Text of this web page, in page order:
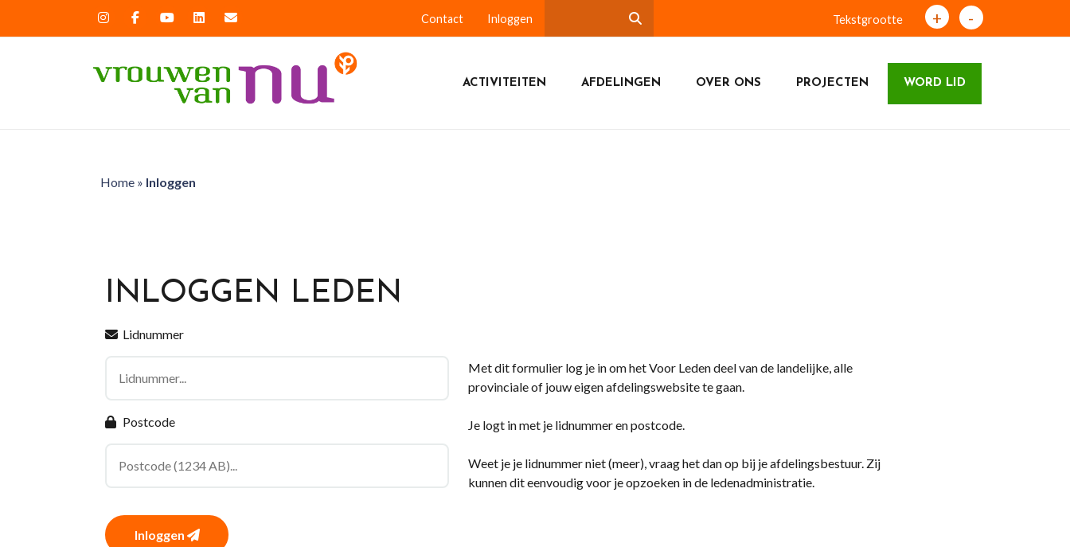
Contact Inloggen Tekstgrootte + -
ACTIVITEITEN AFDELINGEN OVER ONS PROJECTEN WORD LID
Home» Inloggen
INLOGGEN LEDEN
Lidnummer
Postcode
Inloggen
Met dit formulier log je in om het Voor Leden deel van de landelijke, alle
provinciale of jouw eigen afdelingswebsite te gaan.
Je logt in met je lidnummer en postcode.
Weet je je lidnummer niet (meer), vraag het dan op bij je afdelingsbestuur. Zij
kunnen dit eenvoudig voor je opzoeken in de ledenadministratie.